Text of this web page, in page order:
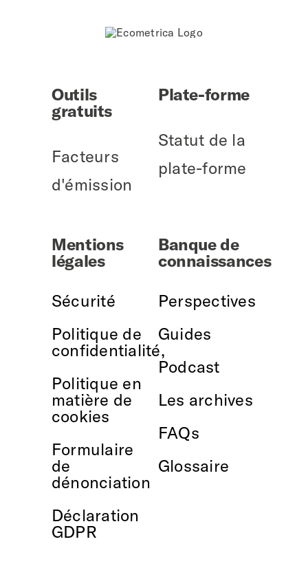
Outils
gratuits
Facteurs
d'émission
Plate-forme
Statut de la
plate-forme
Mentions
légales
Sécurité
Politique de
confidentialité,
Politique en
matière de
cookies
Formulaire
de
dénonciation
Déclaration
GDPR
Banque de
connaissances
Perspectives
Guides
Podcast
Les archives
FAQs
Glossaire